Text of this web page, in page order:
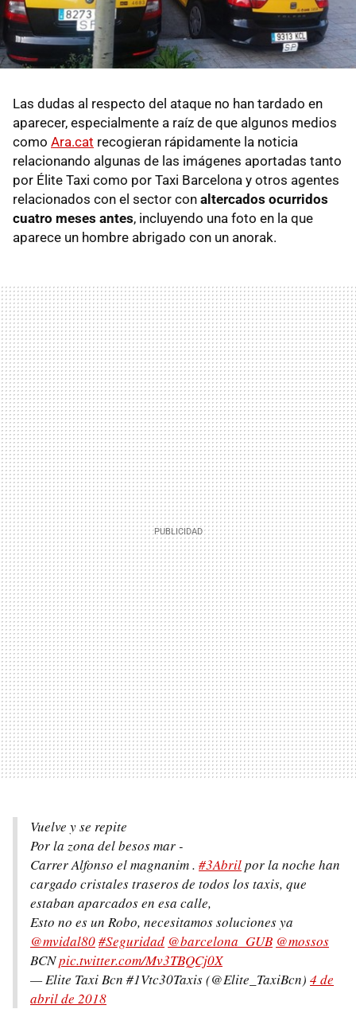
Las dudas al respecto del ataque no han tardado en
aparecer, especialmente a raíz de que algunos medios
como Ara.cat recogieran rápidamente la noticia
relacionando algunas de las imágenes aportadas tanto
por Élite Taxi como por Taxi Barcelona y otros agentes
relacionados con el sector con altercados ocurridos
cuatro meses antes, incluyendo una foto en la que
aparece un hombre abrigado con un anorak.
Vuelve y se repite
Por la zona del besos mar -
Carrer Alfonso el magnanim . #3Abrilpor la noche han
cargado cristales traseros de todos los taxis, que
estaban aparcados en esa calle,
Esto no es un Robo, necesitamos soluciones ya
@mvidal80#Seguridad @barcelona_GUB @mossos
BCNpic.twitter.com/Mv3TBQCj0X
— Elite Taxi Bcn #1Vtc30Taxis (@Elite_TaxiBcn) 4 de
abril de 2018